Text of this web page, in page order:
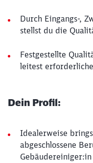
Durch Eingangs-,
stellst du die
Festgestellte
leitest
Dein Profil:
Idealerweise
abgeschlossene